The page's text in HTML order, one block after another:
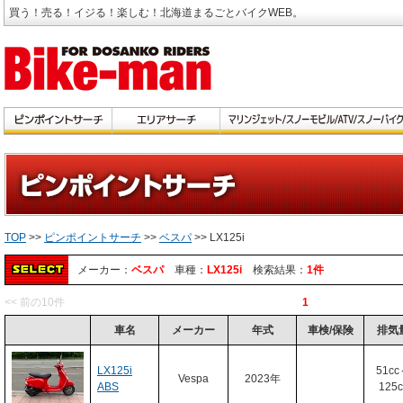
買う！売る！イジる！楽しむ！北海道まるごとバイクWEB。
TOP >> ピンポイントサーチ >> ベスパ>> LX125i
メーカー： ベスパ車種： LX125i 検索結果： 1件
<< 前の10件 1
車名 メーカー 年式 車検/保険 排気
LX125i
ABS
Vespa 2023年
51cc